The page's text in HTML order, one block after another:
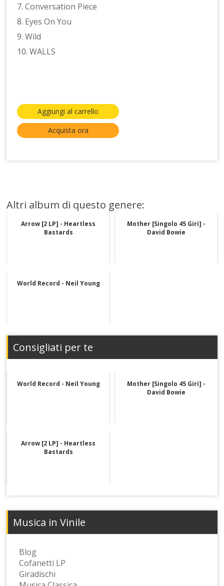
7. Conversation Piece
8. Eyes On You
9. Wild
10. WALLS
Aggiungi al carrello
Acquista ora
Altri album di questo genere:
Arrow [2 LP] - Heartless
Bastards
Mother [Singolo 45 Giri] -
David Bowie
World Record - Neil Young
Consigliati per te
World Record - Neil Young
Mother [Singolo 45 Giri] -
David Bowie
Arrow [2 LP] - Heartless
Bastards
Musica in Vinile
Blog
Cofanetti LP
Giradischi